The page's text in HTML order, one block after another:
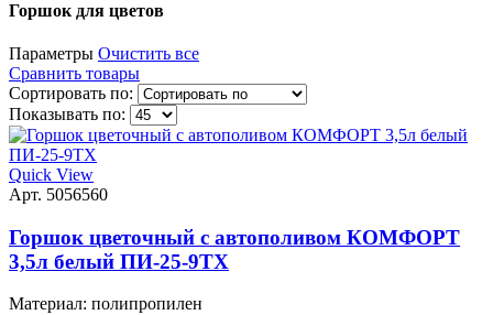
Горшок для цветов
Параметры Очистить все
Сравнить товары
Сортировать по:
Показывать по:
Quick View
Арт. 5056560
Горшок цветочный с автополивом КОМФОРТ
3,5л белый ПИ-25-9ТХ
Материал: полипропилен